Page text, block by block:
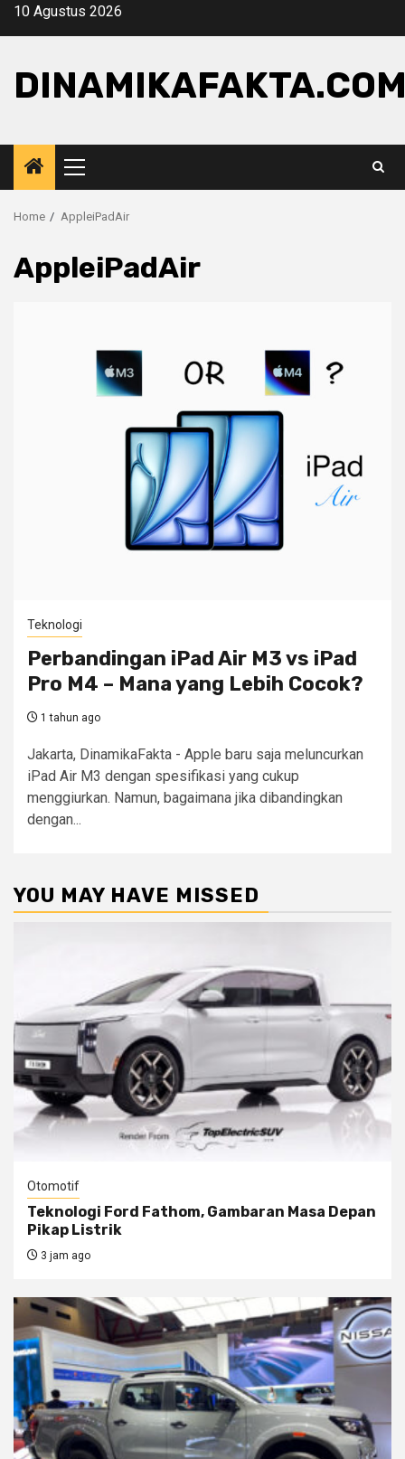
Skip10 Agustus 2026
Primary
Menu
Home AppleiPadAir
AppleiPadAir
Teknologi
Perbandingan iPad Air M3 vs iPad
Pro M4 – Mana yang Lebih Cocok?
1 tahun ago
Jakarta, DinamikaFakta - Apple baru saja meluncurkan
iPad Air M3 dengan spesifikasi yang cukup
menggiurkan. Namun, bagaimana jika dibandingkan
dengan...
YOU MAY HAVE MISSED
Otomotif
Teknologi Ford Fathom, Gambaran Masa Depan
Pikap Listrik
3 jam ago